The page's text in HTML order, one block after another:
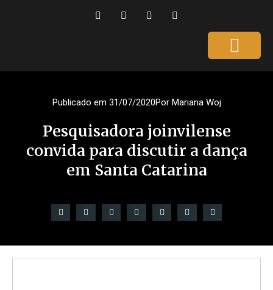
Publicado em 31/07/2020PorMariana Woj
Pesquisadora joinvilense
convida para discutir a dança
em Santa Catarina